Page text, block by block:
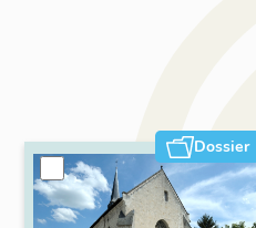
Dossier